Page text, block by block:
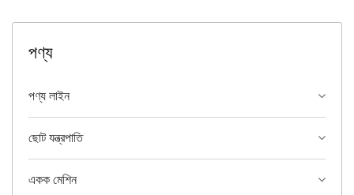
পণ্য
পণ্য লাইন
ছোট যন্ত্রপাতি
একক মেশিন